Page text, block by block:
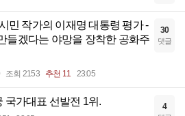
민 작가의 이재명 대통령 평가 -
들겠다는 야망을 장착한 공화주
조회 2153 추천 11 23:05
30
댓글
국가대표 선발전 1위. 4